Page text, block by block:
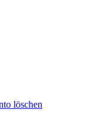
löschen